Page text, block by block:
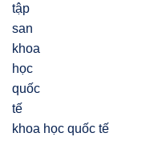
khoa học quốc tế